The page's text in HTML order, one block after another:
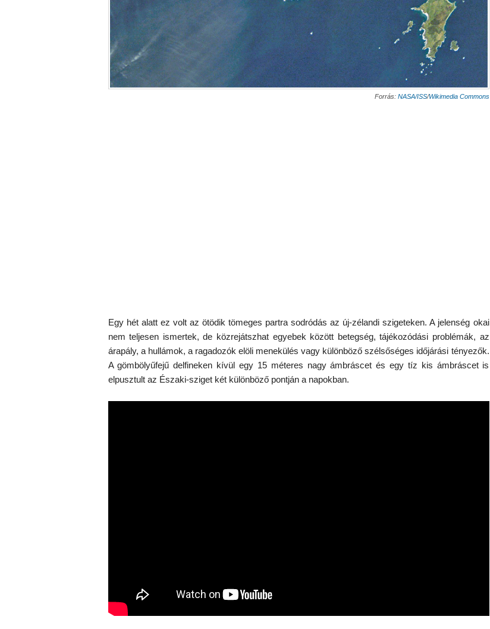
Forrás: NASA/ISS/Wikimedia Commons
Egy hét alatt ez volt az ötödik tömeges partra sodródás az új-zélandi szigeteken. A jelenség okai
nem teljesen ismertek, de közrejátszhat egyebek között betegség, tájékozódási problémák, az
árapály, a hullámok, a ragadozók elöli menekülés vagy különböző szélsőséges időjárási tényezők.
A gömbölyűfejű delfineken kívül egy 15 méteres nagy ámbráscet és egy tíz kis ámbráscet is
elpusztult az Északi-sziget két különböző pontján a napokban.